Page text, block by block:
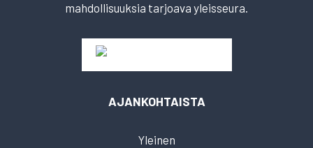
mahdollisuuksia tarjoava yleisseura.
AJANKOHTAISTA
Yleinen